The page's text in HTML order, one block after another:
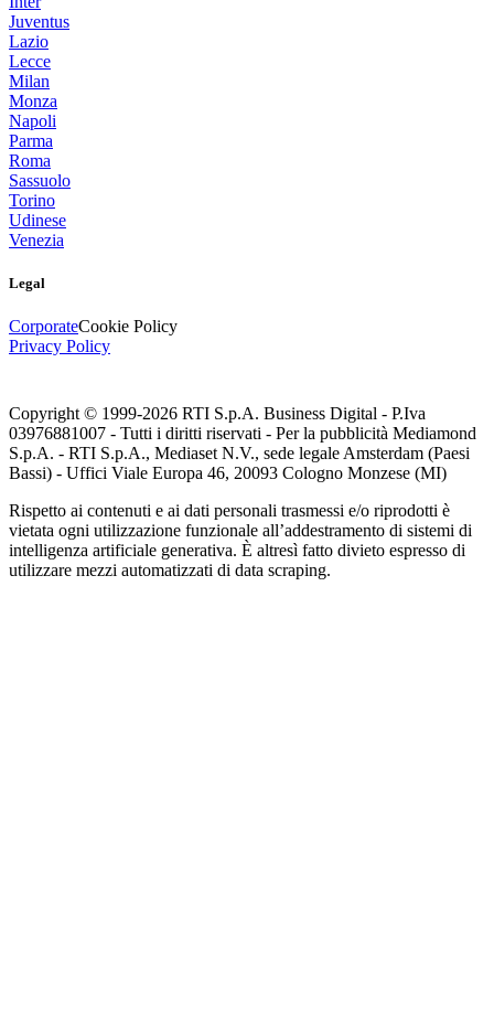
Juventus
Lazio
Lecce
Milan
Monza
Napoli
Parma
Roma
Sassuolo
Torino
Udinese
Venezia
Legal
CorporateCookie Policy
Privacy Policy
Copyright © 1999-2026 RTI S.p.A. Business Digital - P.Iva
03976881007 - Tutti i diritti riservati - Per la pubblicità Mediamond
S.p.A. - RTI S.p.A., Mediaset N.V., sede legale Amsterdam (Paesi
Bassi) - Uffici Viale Europa 46, 20093 Cologno Monzese (MI)
Rispetto ai contenuti e ai dati personali trasmessi e/o riprodotti è
vietata ogni utilizzazione funzionale all’addestramento di sistemi di
intelligenza artificiale generativa. È altresì fatto divieto espresso di
utilizzare mezzi automatizzati di data scraping.